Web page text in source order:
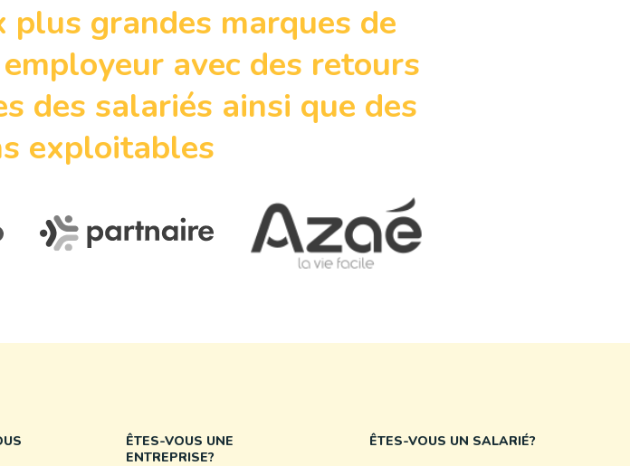
plus grandes marques de
avec des retours
des salariés ainsi que des
exploitables
ÊTES-VOUS UNE
ENTREPRISE?
ÊTES-VOUS UN SALARIÉ?